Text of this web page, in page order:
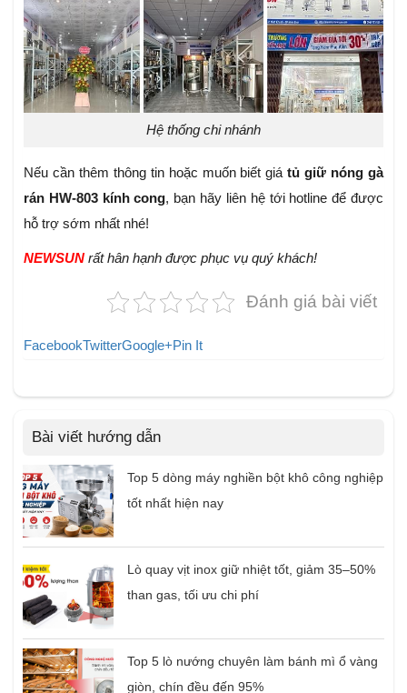
Hệ thống chi nhánh
Nếu cần thêm thông tin hoặc muốn biết giátủ giữ nóng gà
rán HW-803 kính cong, bạn hãy liên hệ tới hotline để được
hỗ trợ sớm nhất nhé!
NEWSUN rất hân hạnh được phục vụ quý khách!
Đánh giá bài viết
FacebookTwitterGoogle+Pin It
Bài viết hướng dẫn
Top 5 dòng máy nghiền bột khô công nghiệp
tốt nhất hiện nay
Lò quay vịt inox giữ nhiệt tốt, giảm 35–50%
than gas, tối ưu chi phí
Top 5 lò nướng chuyên làm bánh mì ổ vàng
giòn, chín đều đến 95%